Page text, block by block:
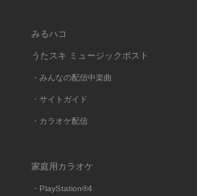
みるハコ
うたスキ ミュージックポスト
・みんなの配信中楽曲
・サイトガイド
・カラオケ配信
家庭用カラオケ
・PlayStation®4